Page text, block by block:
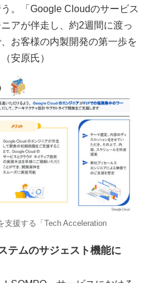
。「Google Cloudのサービス
アが伴走し、約2週間に渡っ
お客様の内製開発の第一歩を
安原氏）
支援する「Tech Acceleration
テムのサジェスト機能に